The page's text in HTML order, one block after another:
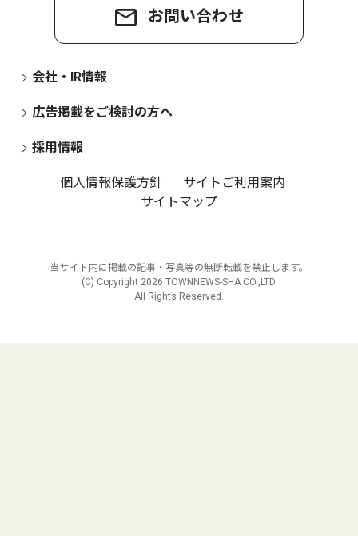
お問い合わせ
会社・IR情報
広告掲載をご検討の方へ
採用情報
個人情報保護方針
サイトご利用案内
サイトマップ
当サイト内に掲載の記事・写真等の無断転載を禁止します。
(C) Copyright 2026 TOWNNEWS-SHA CO.,LTD.
All Rights Reserved.